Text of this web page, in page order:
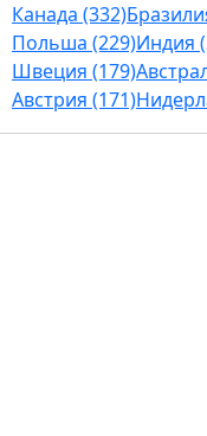
Канада (332)
Польша (229)Индия
Швеция (179)
Австрия (171)